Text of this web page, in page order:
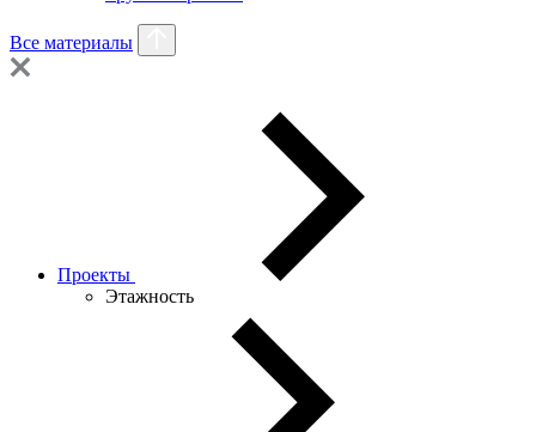
Все материалы
Проекты
Этажность